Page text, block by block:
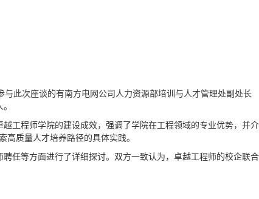
此次座谈的有南方电网公司人力资源部培训与人才管理处副处长
工程师学院的建设成效，强调了学院在工程领域的专业优势，并介
质量人才培养路径的具体实践。
任等方面进行了详细探讨。双方一致认为，卓越工程师的校企联合